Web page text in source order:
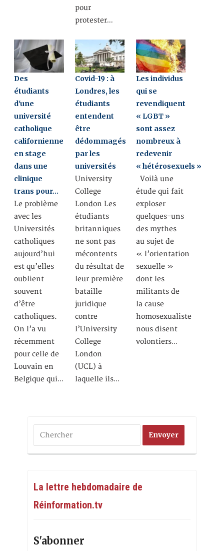
pour
protester…
Des
étudiants
d'une
université
catholique
californienne
en stage
dans une
clinique
trans pour…
Le problème
avec les
Universités
catholiques
aujourd’hui
est qu’elles
oublient
souvent
d’être
catholiques.
On l’a vu
récemment
pour celle de
Louvain en
Belgique qui…
Covid-19 : à
Londres, les
étudiants
entendent
être
dédommagés
par les
universités
University
College
London Les
étudiants
britanniques
ne sont pas
mécontents
du résultat de
leur première
bataille
juridique
contre
l’University
College
London
(UCL) à
laquelle ils…
Les individus
qui se
revendiquent
« LGBT »
sont assez
nombreux à
redevenir
« hétérosexuels »
Voilà une
étude qui fait
exploser
quelques-uns
des mythes
au sujet de
« l’orientation
sexuelle »
dont les
militants de
la cause
homosexualiste
nous disent
volontiers…
La lettre hebdomadaire de
Réinformation.tv
S'abonner